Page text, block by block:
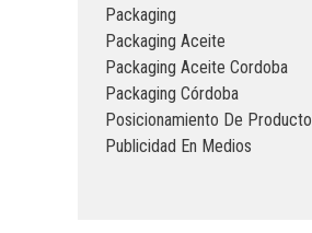
Packaging
Packaging Aceite
Packaging Aceite Cordoba
Packaging Córdoba
Posicionamiento De Producto
Publicidad En Medios